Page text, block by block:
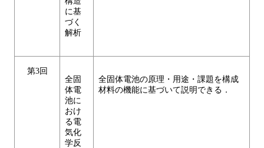
に基
づく
解析
第3回
全固
体電
池に
おけ
る電
気化
学反
全固体電池の原理・用途・課題を構成
材料の機能に基づいて説明できる．